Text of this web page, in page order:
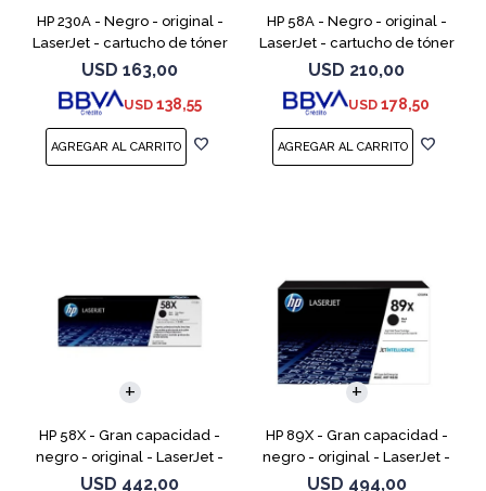
HP 230A - Negro - original -
LaserJet - cartucho de tóner
(W2300A) - para Color
LaserJet Pro 4201, 4203, MFP
4301, MFP 4303
USD 163,00
USD 138,55
HP 58A - Negro - original -
LaserJet - cartucho de tóner
(CF258A) - para LaserJet Pro
M404dn, M404dw, M404n,
M428fdw, MFP M428dw
USD 210,00
USD 178,50
HP 58X - Gran capacidad -
negro - original - LaserJet -
cartucho de tóner (CF258X) -
USD 442,00
HP 89X - Gran capacidad -
negro - original - LaserJet -
cartucho de tóner (CF289X)
USD 494,00